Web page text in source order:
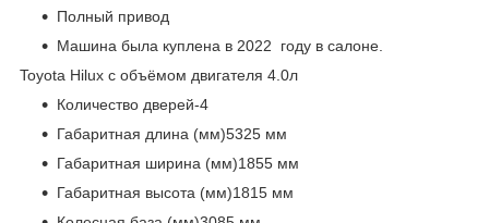
Полный привод
Машина была куплена в 2022 году в салоне.
Toyota Hilux с объёмом двигателя 4.0л
Количество дверей-4
Габаритная длина (мм)5325 мм
Габаритная ширина (мм)1855 мм
Габаритная высота (мм)1815 мм